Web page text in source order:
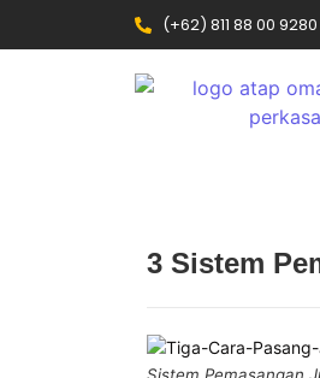
(+62) 811 88 00
3 Sistem